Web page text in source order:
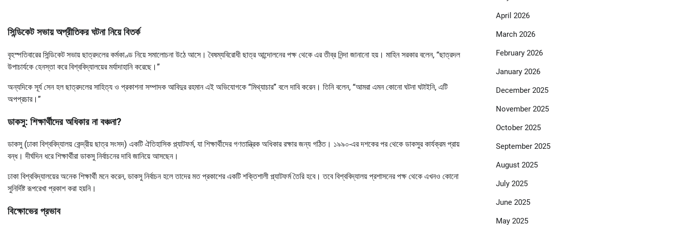
সিন্ডিকেট সভায় অপ্রীতিকর ঘটনা নিয়ে বিতর্ক
বৃহস্পতিবারের সিন্ডিকেট সভায় ছাত্রদলের কর্মকাণ্ড নিয়ে সমালোচনা উঠে আসে। বৈষম্যবিরোধী ছাত্র আন্দোলনের পক্ষ থেকে এর তীব্র নিন্দা জানানো হয়। মাহিন সরকার বলেন, “ছাত্রদল
উপাচার্যকে হেনস্তা করে বিশ্ববিদ্যালয়ের মর্যাদাহানি করেছে।”
অন্যদিকে সূর্য সেন হল ছাত্রদলের সাহিত্য ও প্রকাশনা সম্পাদক আবিদুর রহমান এই অভিযোগকে “মিথ্যাচার” বলে দাবি করেন। তিনি বলেন, “আমরা এমন কোনো ঘটনা ঘটাইনি, এটি
অপপ্রচার।”
ডাকসু: শিক্ষার্থীদের অধিকার না বঞ্চনা?
ডাকসু (ঢাকা বিশ্ববিদ্যালয় কেন্দ্রীয় ছাত্র সংসদ) একটি ঐতিহাসিক প্ল্যাটফর্ম, যা শিক্ষার্থীদের গণতান্ত্রিক অধিকার রক্ষার জন্য গঠিত। ১৯৯০-এর দশকের পর থেকে ডাকসুর কার্যক্রম প্রায়
বন্ধ। দীর্ঘদিন ধরে শিক্ষার্থীরা ডাকসু নির্বাচনের দাবি জানিয়ে আসছেন।
ঢাকা বিশ্ববিদ্যালয়ের অনেক শিক্ষার্থী মনে করেন, ডাকসু নির্বাচন হলে তাদের মত প্রকাশের একটি শক্তিশালী প্ল্যাটফর্ম তৈরি হবে। তবে বিশ্ববিদ্যালয় প্রশাসনের পক্ষ থেকে এখনও কোনো
সুনির্দিষ্ট রূপরেখা প্রকাশ করা হয়নি।
বিক্ষোভের প্রভাব
April 2026
March 2026
February 2026
January 2026
December 2025
November 2025
October 2025
September 2025
August 2025
July 2025
June 2025
May 2025